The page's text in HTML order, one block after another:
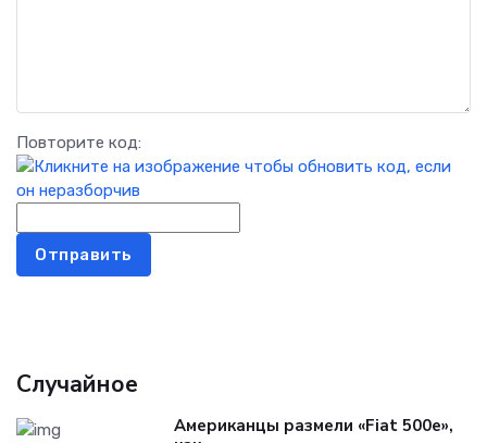
Повторите код:
Отправить
Случайное
Американцы размели «Fiat 500e»,